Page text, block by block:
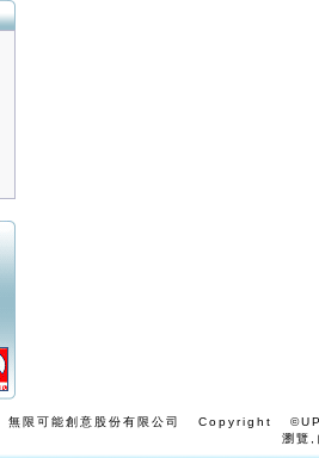
無限可能創意股份有限公司 Copyright
瀏